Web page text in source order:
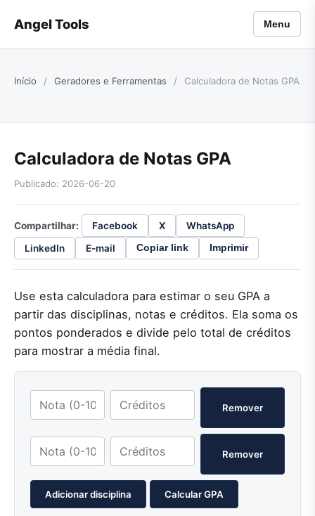
Angel Tools Menu
Início / Geradores e Ferramentas / Calculadora de Notas GPA
Calculadora de Notas GPA
Publicado: 2026-06-20
Compartilhar: Facebook X
WhatsApp
LinkedIn
E-mail Copiar link Imprimir
Use esta calculadora para estimar o seu GPA a
partir das disciplinas, notas e créditos. Ela soma os
pontos ponderados e divide pelo total de créditos
para mostrar a média final.
Remover
Remover
Adicionar disciplina Calcular GPA